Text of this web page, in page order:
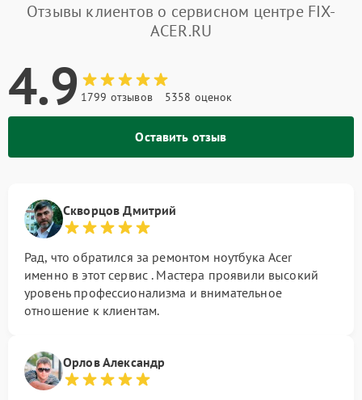
Отзывы клиентов о сервисном центре FIX-
ACER.RU
4.9 1799 отзывов 5358 оценок
Оставить отзыв
Скворцов Дмитрий
Рад, что обратился за ремонтом ноутбука Acer
именно в этот сервис . Мастера проявили высокий
уровень профессионализма и внимательное
отношение к клиентам.
Орлов Александр